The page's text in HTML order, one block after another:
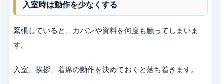
入室時は動作を少なくする
緊張していると、カバンや資料を何度も触ってしまいま
す。
入室、挨拶、着席の動作を決めておくと落ち着きます。